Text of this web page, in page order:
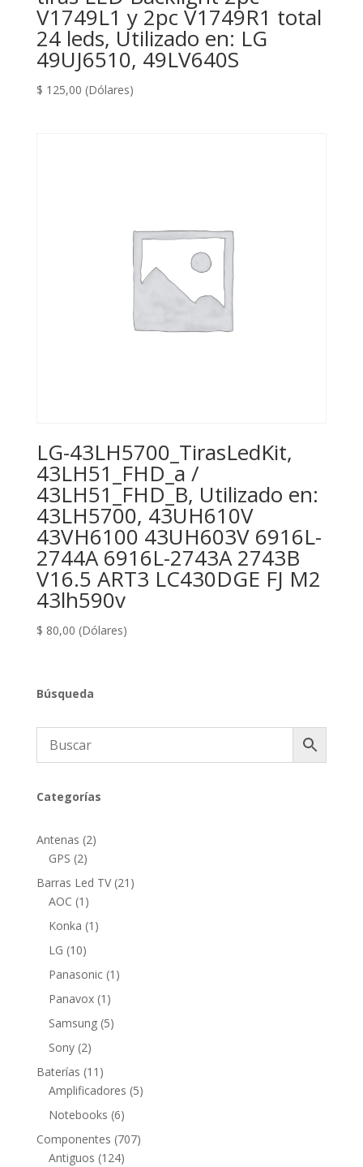
V1749L1 y 2pc V1749R1 total
24 leds, Utilizado en: LG
49UJ6510, 49LV640S
$ 125,00 (Dólares)
LG-43LH5700_TirasLedKit,
43LH51_FHD_a /
43LH51_FHD_B, Utilizado en:
43LH5700, 43UH610V
43VH6100 43UH603V 6916L-
2744A 6916L-2743A 2743B
V16.5 ART3 LC430DGE FJ M2
43lh590v
$ 80,00 (Dólares)
Búsqueda
Categorías
Antenas 22
GPS 22
productos
Barras Led TV 21 21
AOC 1 1
producto
Konka 1 1
LG 1010
productos
Panasonic 1 1
Panavox 1 1
producto
Samsung 55
Sony 22
productos
Baterías 11 11
productos
Amplificadores 55
Notebooks 66
productos
Componentes 707707
Antiguos 124124